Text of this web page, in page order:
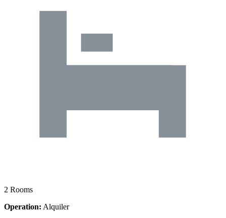
2 Rooms
Operation: Alquiler